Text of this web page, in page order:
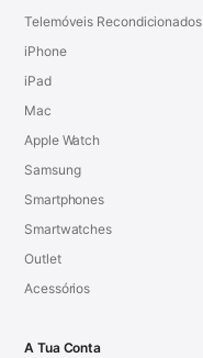
Telemóveis Recondicionados
iPhone
iPad
Mac
Apple Watch
Samsung
Smartphones
Smartwatches
Outlet
Acessórios
A Tua Conta